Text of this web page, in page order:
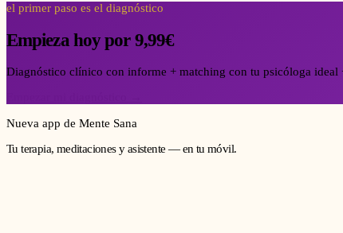
el primer paso es el diagnóstico
Empieza hoy por 9,99€
Diagnóstico clínico con informe + matching con tu psicóloga
Nueva app de Mente Sana
Tu terapia, meditaciones y asistente — en tu móvil.